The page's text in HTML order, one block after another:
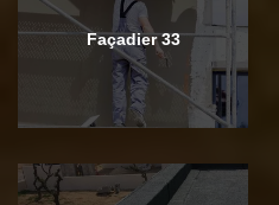
Façadier 33